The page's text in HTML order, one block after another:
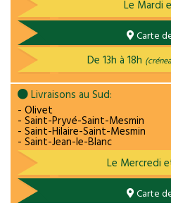
Le Mardi
Carte
De 13h à 18h
Livraisons au Sud:
- Olivet
- Saint-Pryvé-Saint-Mesmin
- Saint-Hilaire-Saint-Mesmin
- Saint-Jean-le-Blanc
Le Mercredi
Carte